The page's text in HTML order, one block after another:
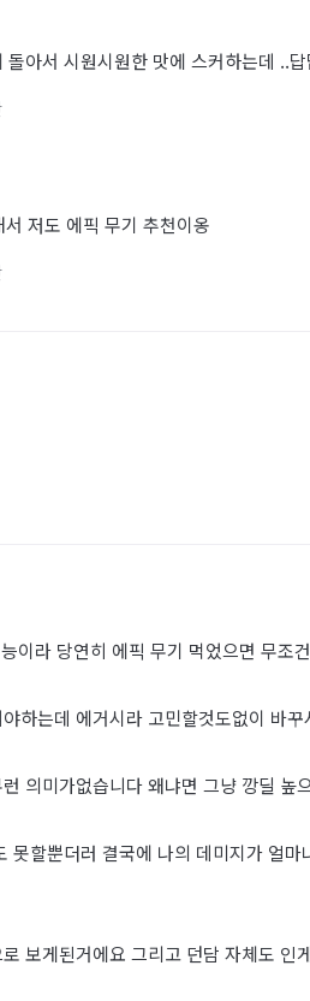
아서 시원시원한 맛에 스커하는데 ..
저도 에픽 무기 추천이옹
이라 당연히 에픽 무기 먹었으면 무조
하는데 에거시라 고민할것도없이 바꾸
의미가없습니다 왜냐면 그냥 깡딜
못할뿐더러 결국에 나의 데미지가 얼
보게된거에요 그리고 던담 자체도